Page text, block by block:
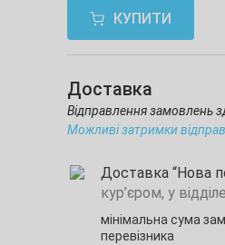
КУПИТИ
Доставка
Відправлення замовлень
Можливі затримки
Доставка “Нова
кур’єром, у
мінімальна сума
перевізника